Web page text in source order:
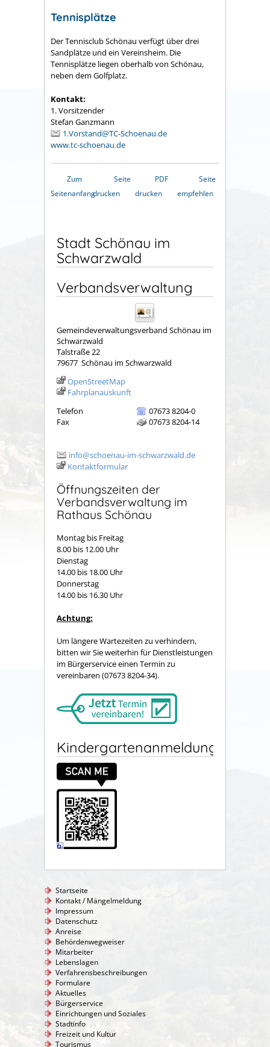
Tennisplätze
Der Tennisclub Schönau verfügt über drei
Sandplätze und ein Vereinsheim. Die
Tennisplätze liegen oberhalb von Schönau,
neben dem Golfplatz.
Kontakt:
1. Vorsitzender
Stefan Ganzmann
1.Vorstand@TC-Schoenau.de
www.tc-schoenau.de
Zum
Seitenanfang
Seite
drucken
PDF
drucken
Seite
empfehlen
Stadt Schönau im
Schwarzwald
Verbandsverwaltung
Gemeindeverwaltungsverband Schönau im
Schwarzwald
Talstraße 22
79677 Schönau im Schwarzwald
OpenStreetMap
Fahrplanauskunft
Telefon
07673 8204-0
Fax
07673 8204-14
info@schoenau-im-schwarzwald.de
Kontaktformular
Öffnungszeiten der
Verbandsverwaltung im
Rathaus Schönau
Montag bis Freitag
8.00 bis 12.00 Uhr
Dienstag
14.00 bis 18.00 Uhr
Donnerstag
14.00 bis 16.30 Uhr
Achtung:
Um längere Wartezeiten zu verhindern,
bitten wir Sie weiterhin für Dienstleistungen
im Bürgerservice einen Termin zu
vereinbaren (07673 8204-34).
Kindergartenanmeldung
Startseite
Kontakt / Mängelmeldung
Impressum
Datenschutz
Anreise
Behördenwegweiser
Mitarbeiter
Lebenslagen
Verfahrensbeschreibungen
Formulare
Aktuelles
Bürgerservice
Einrichtungen und Soziales
Stadtinfo
Freizeit und Kultur
Tourismus